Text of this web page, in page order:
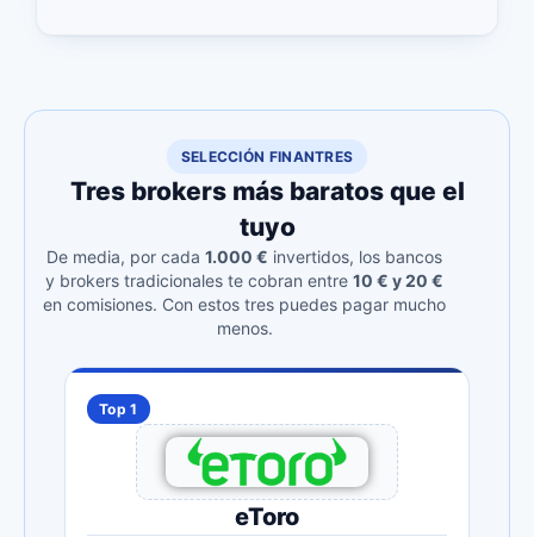
SELECCIÓN FINANTRES
Tres brokers más baratos que el
tuyo
De media, por cada 1.000 € invertidos, los bancos
y brokers tradicionales te cobran entre 10 € y 20 €
en comisiones. Con estos tres puedes pagar mucho
menos.
Top 1
eToro